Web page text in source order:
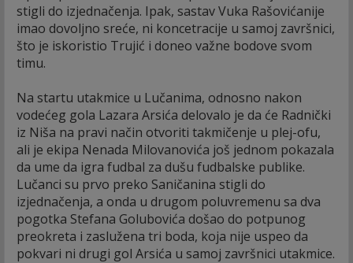
stigli do izjednačenja. Ipak, sastav Vuka Rašovićanije
imao dovoljno sreće, ni koncetracije u samoj završnici,
što je iskoristio Trujić i doneo važne bodove svom
timu.
Na startu utakmice u Lučanima, odnosno nakon
vodećeg gola Lazara Arsića delovalo je da će Radnički
iz Niša na pravi način otvoriti takmičenje u plej-ofu,
ali je ekipa Nenada Milovanovića još jednom pokazala
da ume da igra fudbal za dušu fudbalske publike.
Lučanci su prvo preko Saničanina stigli do
izjednačenja, a onda u drugom poluvremenu sa dva
pogotka Stefana Golubovića došao do potpunog
preokreta i zaslužena tri boda, koja nije uspeo da
pokvari ni drugi gol Arsića u samoj završnici utakmice.